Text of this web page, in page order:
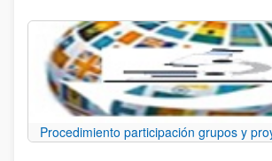
Procedimiento participación grupos y